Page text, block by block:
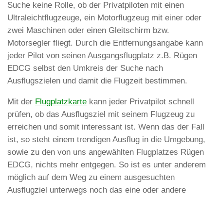
Suche keine Rolle, ob der Privatpiloten mit einen
Ultraleichtflugzeuge, ein Motorflugzeug mit einer oder
zwei Maschinen oder einen Gleitschirm bzw.
Motorsegler fliegt. Durch die Entfernungsangabe kann
jeder Pilot von seinen Ausgangsflugplatz z.B. Rügen
EDCG selbst den Umkreis der Suche nach
Ausflugszielen und damit die Flugzeit bestimmen.
Mit der Flugplatzkarte kann jeder Privatpilot schnell
prüfen, ob das Ausflugsziel mit seinem Flugzeug zu
erreichen und somit interessant ist. Wenn das der Fall
ist, so steht einem trendigen Ausflug in die Umgebung,
sowie zu den von uns angewählten Flugplatzes Rügen
EDCG, nichts mehr entgegen. So ist es unter anderem
möglich auf dem Weg zu einem ausgesuchten
Ausflugziel unterwegs noch das eine oder andere